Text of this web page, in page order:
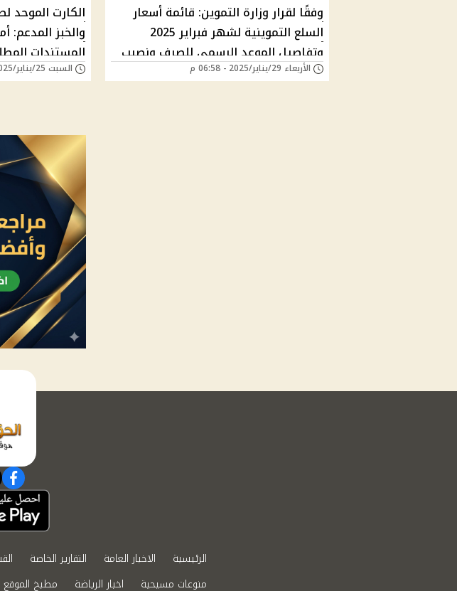
وفقًا لقرار وزارة التموين: قائمة أسعار
السلع التموينية لشهر فبراير 2025
وتفاصيل الموعد الرسمي للصرف ونصيب
الفرد من الدعم التمويني
الأربعاء 29/يناير/2025 - 06:58 م
الكارت الموحد
والخبز المدعم:
المستندات
السبت 25/يناير/2025 - 06:00 ص
الرئيسية الاخبار العامة التقارير الخاصة
منوعات مسيحية
اخبار الرياضة مطبخ الموقع